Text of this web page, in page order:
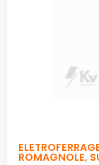
ROMAGNOLE,